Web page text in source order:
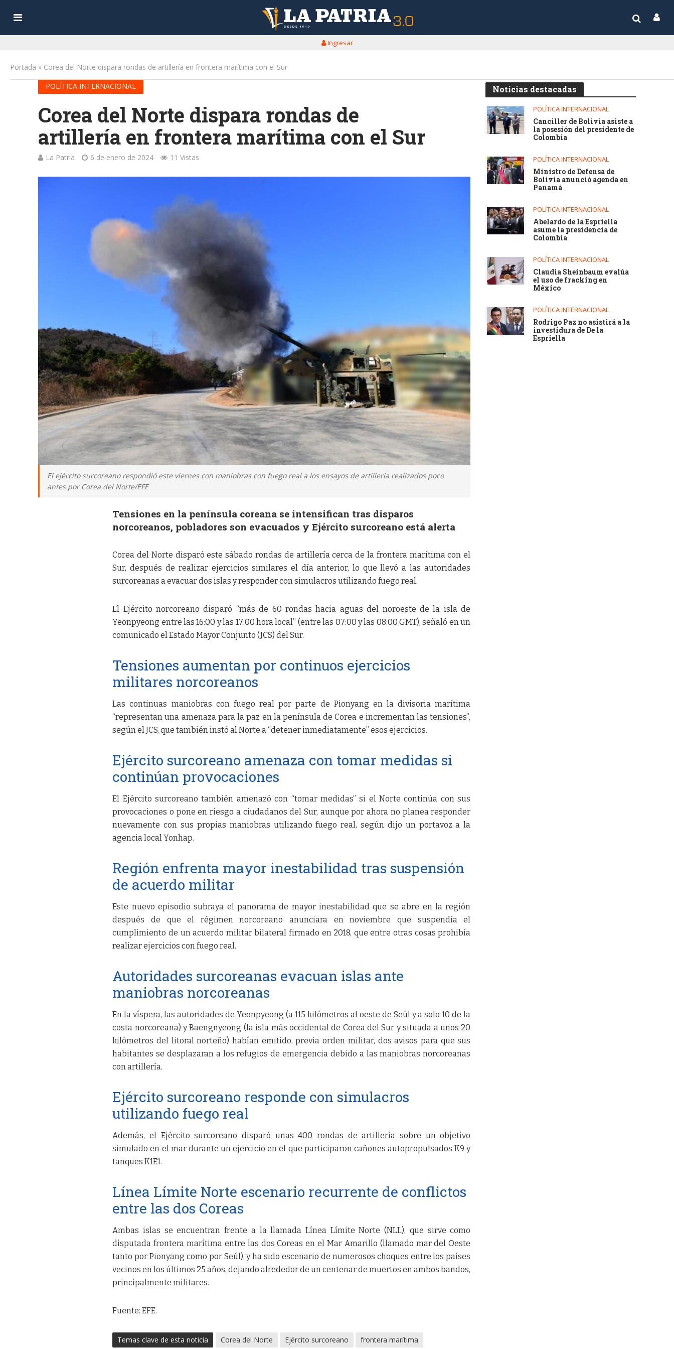
Ingresar
Portada » Corea del Norte dispara rondas de artillería en frontera marítima con el Sur
POLÍTICA INTERNACIONAL
Corea del Norte dispara rondas de
artillería en frontera marítima con el Sur
La Patria 6 de enero de 2024 11 Vistas
El ejército surcoreano respondió este viernes con maniobras con fuego real a los ensayos de artillería realizados poco
antes por Corea del Norte/EFE
Tensiones en la península coreana se intensifican tras disparos
norcoreanos, pobladores son evacuados y Ejército surcoreano está alerta
Corea del Norte disparó este sábado rondas de artillería cerca de la frontera marítima con el
Sur, después de realizar ejercicios similares el día anterior, lo que llevó a las autoridades
surcoreanas a evacuar dos islas y responder con simulacros utilizando fuego real.
El Ejército norcoreano disparó “más de 60 rondas hacia aguas del noroeste de la isla de
Yeonpyeong entre las 16:00 y las 17:00 hora local” (entre las 07:00 y las 08:00 GMT), señaló en un
comunicado el Estado Mayor Conjunto (JCS) del Sur.
Tensiones aumentan por continuos ejercicios
militares norcoreanos
Las continuas maniobras con fuego real por parte de Pionyang en la divisoria marítima
“representan una amenaza para la paz en la península de Corea e incrementan las tensiones”,
según el JCS, que también instó al Norte a “detener inmediatamente” esos ejercicios.
Ejército surcoreano amenaza con tomar medidas si
continúan provocaciones
El Ejército surcoreano también amenazó con “tomar medidas” si el Norte continúa con sus
provocaciones o pone en riesgo a ciudadanos del Sur, aunque por ahora no planea responder
nuevamente con sus propias maniobras utilizando fuego real, según dijo un portavoz a la
agencia local Yonhap.
Región enfrenta mayor inestabilidad tras suspensión
de acuerdo militar
Este nuevo episodio subraya el panorama de mayor inestabilidad que se abre en la región
después de que el régimen norcoreano anunciara en noviembre que suspendía el
cumplimiento de un acuerdo militar bilateral firmado en 2018, que entre otras cosas prohibía
realizar ejercicios con fuego real.
Autoridades surcoreanas evacuan islas ante
maniobras norcoreanas
En la víspera, las autoridades de Yeonpyeong (a 115 kilómetros al oeste de Seúl y a solo 10 de la
costa norcoreana) y Baengnyeong (la isla más occidental de Corea del Sur y situada a unos 20
kilómetros del litoral norteño) habían emitido, previa orden militar, dos avisos para que sus
habitantes se desplazaran a los refugios de emergencia debido a las maniobras norcoreanas
con artillería.
Ejército surcoreano responde con simulacros
utilizando fuego real
Además, el Ejército surcoreano disparó unas 400 rondas de artillería sobre un objetivo
simulado en el mar durante un ejercicio en el que participaron cañones autopropulsados K9 y
tanques K1E1.
Línea Límite Norte escenario recurrente de conflictos
entre las dos Coreas
Ambas islas se encuentran frente a la llamada Línea Límite Norte (NLL), que sirve como
disputada frontera marítima entre las dos Coreas en el Mar Amarillo (llamado mar del Oeste
tanto por Pionyang como por Seúl), y ha sido escenario de numerosos choques entre los países
vecinos en los últimos 25 años, dejando alrededor de un centenar de muertos en ambos bandos,
principalmente militares.
Fuente: EFE.
Temas clave de esta noticia Corea del Norte Ejército surcoreano frontera marítima
Noticias destacadas
POLÍTICA INTERNACIONAL
Canciller de Bolivia asiste a
la posesión del presidente de
Colombia
POLÍTICA INTERNACIONAL
Ministro de Defensa de
Bolivia anunció agenda en
Panamá
POLÍTICA INTERNACIONAL
Abelardo de la Espriella
asume la presidencia de
Colombia
POLÍTICA INTERNACIONAL
Claudia Sheinbaum evalúa
el uso de fracking en
México
POLÍTICA INTERNACIONAL
Rodrigo Paz no asistirá a la
investidura de De la
Espriella